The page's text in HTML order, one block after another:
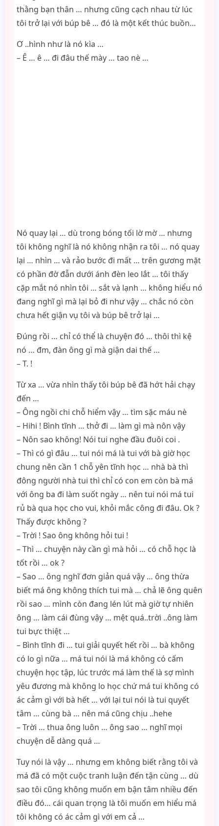
thằng bạn thân … nhưng cũng cạch nhau từ lúc
tôi trở lại với búp bê … đó là một kết thúc buồn…
Ơ ..hình như là nó kìa …
– Ê … ê … đi đâu thế mày … tao nè …
Nó quay lại … dù trong bóng tối lờ mờ … nhưng
tôi không nghĩ là nó không nhận ra tôi … nó quay
lại … nhìn … và rảo bước đi mất … trên gương mặt
có phần đờ đẫn dưới ánh đèn leo lắt … tôi thấy
cặp mắt nó nhìn tôi … sắt và lạnh … không hiểu nó
đang nghĩ gì mà lại bỏ đi như vậy … chắc nó còn
chưa hết giận vụ tôi và búp bê trở lại …
Đúng rồi … chỉ có thể là chuyện đó … thôi thì kệ
nó … đm, đàn ông gì mà giận dai thế …
– T. !
Từ xa … vừa nhìn thấy tôi búp bê đã hớt hải chạy
đến …
– Ông ngồi chi chỗ hiểm vậy … tìm sặc máu nè
– Hihi ! Bình tĩnh … thở đi … làm gì mà nôn vậy
– Nôn sao không! Nói tui nghe đầu đuôi coi .
– Thì có gì đâu … tui nói má là tui với bà giờ học
chung nên cần 1 chỗ yên tĩnh học … nhà bà thì
đông người nhà tui thì chỉ có con em còn bà má
với ông ba đi làm suốt ngày … nên tui nói má tui
rủ bà qua học cho vui, khỏi mắc công đi đâu. Ok ?
Thấy được không ?
– Trời ! Sao ông không hỏi tui !
– Thì … chuyện này cần gì mà hỏi … có chỗ học là
tốt rồi … ok ?
– Sao … ông nghĩ đơn giản quá vậy … ông thừa
biết má ông không thích tui mà … chả lẽ ông quên
rồi sao … mình còn đang lén lút mà giờ tự nhiên
ông … làm cái đùng vậy … mệt quá..trời ..ông làm
tui bực thiệt …
– Bình tĩnh đi … tui giải quyết hết rồi … bà không
có lo gì nữa … má tui nói là má không có cấm
chuyện học tập, lúc trước má làm thế là sợ mình
yêu đương mà không lo học chứ má tui không có
ác cảm gì với bà hết … với lại tui nói là tui quyết
tâm … cùng bà … nên má cũng chịu ..hehe
– Trời … thua ông luôn … ông sao … nghĩ mọi
chuyện dễ dàng quá …
Tuy nói là vậy … nhưng em không biết rằng tôi và
má đã có một cuộc tranh luận đến tận cùng … dù
sao tôi cũng không muốn em bận tâm nhiều đến
điều đó… cái quan trọng là tôi muốn em hiểu má
tôi không có ác cảm gì với em cả …